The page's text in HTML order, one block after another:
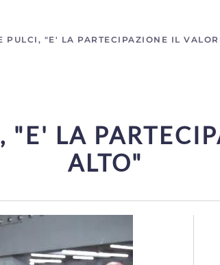
PULCI, "E' LA PARTECIPAZIONE IL
"E' LA
ALTO"